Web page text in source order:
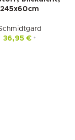
245x60cm
36,95 € *